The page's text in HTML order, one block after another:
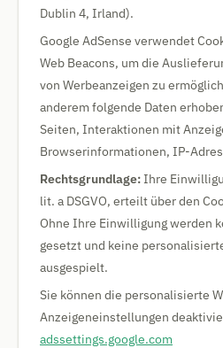
Dublin 4, Irland).
Google AdSense verwendet
Web Beacons, um die
von Werbeanzeigen zu
anderem folgende Daten
Seiten, Interaktionen mit
Browserinformationen, IP-
Rechtsgrundlage:Ihre
lit. a DSGVO, erteilt über den
Ohne Ihre Einwilligung werden
gesetzt und keine
ausgespielt.
Sie können die personalisierte
Anzeigeneinstellungen
adssettings.google.com